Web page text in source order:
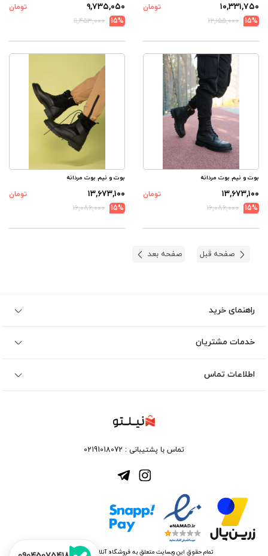
۱۰,۳۳۱,۷۵۰
تومان
15%
۱۲,۱۵۵,۰۰۰
۹,۷۳۵,۰۵۰
تومان
15%
۱۱,۴۵۳,۰۰۰
بوت و نیم بوت مردانه
۱۳,۶۷۳,۱۰۰
تومان
15%
۱۶,۰۸۶,۰۰۰
بوت و نیم بوت مردانه
۱۳,۶۷۳,۱۰۰
تومان
15%
۱۶,۰۸۶,۰۰۰
صفحه قبل صفحه بعد
راهنمای خرید
خدمات مشتریان
اطلاعات تماس
تماس با پشتیبانی : 02191018072
تمام حقوق این وبسایت متعلق به فروشگاه آنلاین نیلتو می باشد